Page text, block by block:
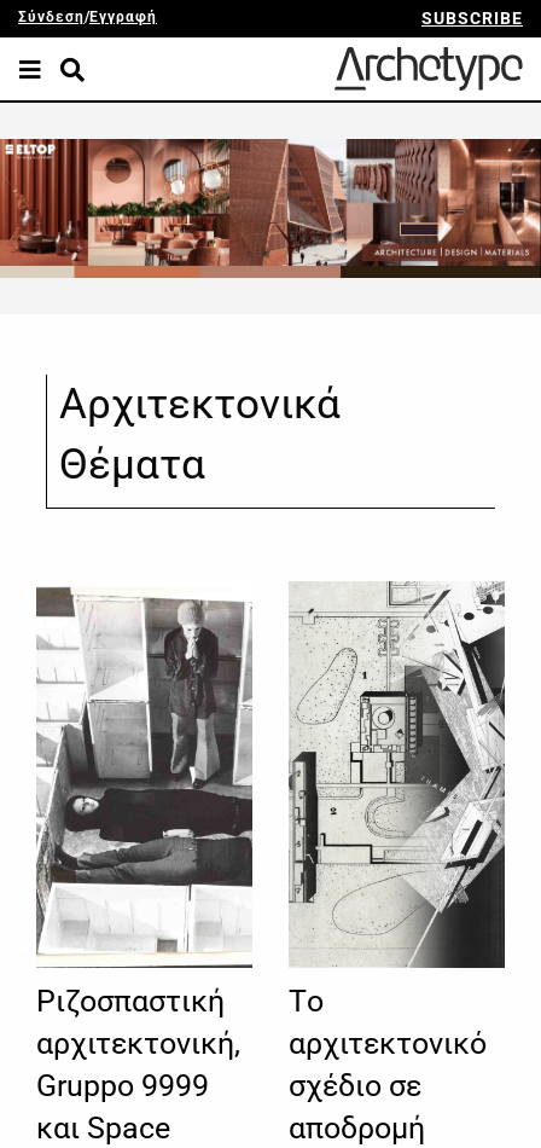
Σύνδεση/Εγγραφή SUBSCRIBE
Αρχιτεκτονικά
Θέματα
Ριζοσπαστική
αρχιτεκτονική,
Gruppo 9999
και Space
Τo
αρχιτεκτovικό
σχέδιo σε
απoδρoμή